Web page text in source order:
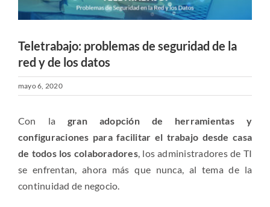
Teletrabajo: problemas de seguridad de la
red y de los datos
mayo 6, 2020
Con la gran adopción de herramientas y
configuraciones para facilitar el trabajo desde casa
de todos los colaboradores, los administradores de TI
se enfrentan, ahora más que nunca, al tema de la
continuidad de negocio.